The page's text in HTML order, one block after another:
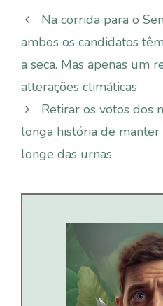
Na corrida para o
ambos os candidatos
a seca. Mas apenas um
alterações climáticas
Retirar os votos dos
longa história de
longe das urnas